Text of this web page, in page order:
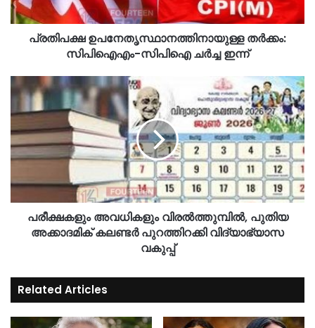
പ്രതിപക്ഷ ഉപനേതൃസ്ഥാനത്തിനായുള്ള തര്‍ക്കം:
സിപിഐഎം-സിപിഐ ചര്‍ച്ച ഇന്ന്
പരീക്ഷകളും അവധികളും വിരൽത്തുമ്പിൽ, പുതിയ
അക്കാദമിക് കലണ്ടർ പുറത്തിറക്കി വിദ്യാഭ്യാസ
വകുപ്പ്
Related Articles